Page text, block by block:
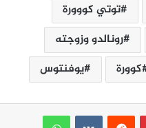
توتي كووورة
رونالدو وزوجته
كوورة يوفنتوس
بينتيريست واتساب